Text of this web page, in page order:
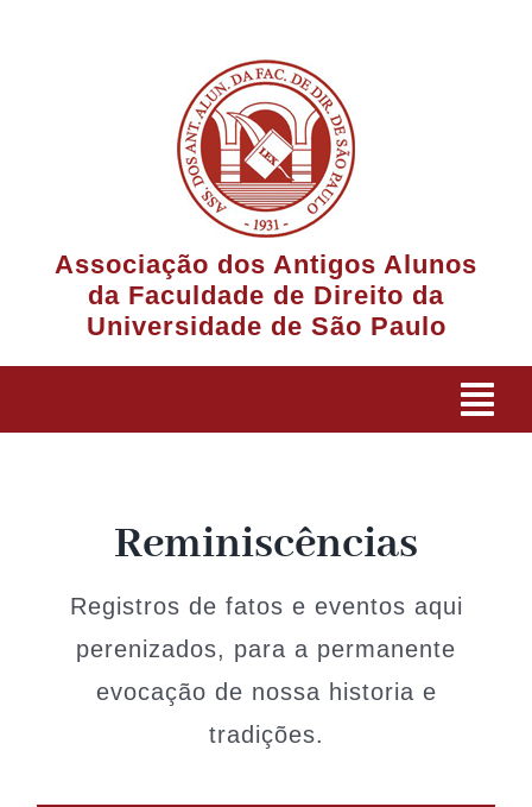
Associação dos Antigos Alunos
da Faculdade de Direito da
Universidade de São Paulo
Associe-se
Reminiscências
Registros de fatos e eventos aqui
perenizados, para a permanente
evocação de nossa historia e
tradições.